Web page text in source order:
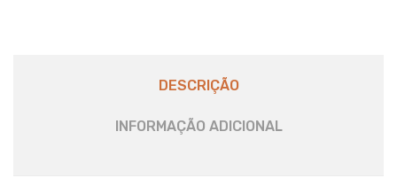
DESCRIÇÃO
INFORMAÇÃO ADICIONAL